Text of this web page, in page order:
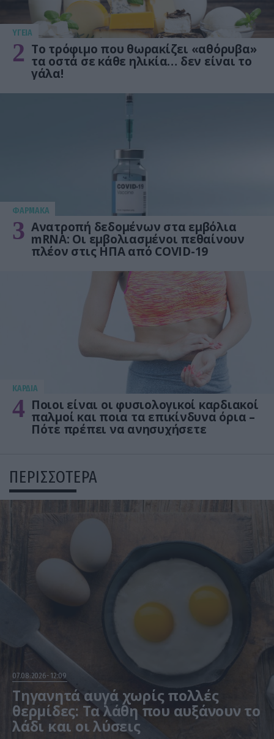
ΥΓΕΙΑ
2 Το τρόφιμο που θωρακίζει «αθόρυβα»
τα οστά σε κάθε ηλικία… δεν είναι το
γάλα!
ΦΑΡΜΑΚΑ
3 Ανατροπή δεδομένων στα εμβόλια
mRNA: Οι εμβολιασμένοι πεθαίνουν
πλέον στις ΗΠΑ από COVID-19
KΑΡΔΙΑ
4 Ποιοι είναι οι φυσιολογικοί καρδιακοί
παλμοί και ποια τα επικίνδυνα όρια –
Πότε πρέπει να ανησυχήσετε
ΠΕΡΙΣΣΟΤΕΡΑ
07.08.2026 12:09
Τηγανητά αυγά χωρίς πολλές
θερμίδες: Τα λάθη που αυξάνουν το
λάδι και οι λύσεις